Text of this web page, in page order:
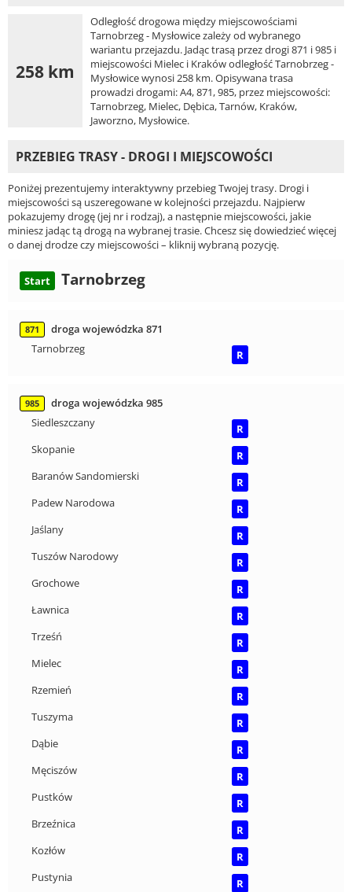
258 km
Odległość drogowa między miejscowościami
Tarnobrzeg - Mysłowice zależy od wybranego
wariantu przejazdu. Jadąc trasą przez drogi 871 i 985 i
miejscowości Mielec i Kraków odległość Tarnobrzeg -
Mysłowice wynosi 258 km. Opisywana trasa
prowadzi drogami: A4, 871, 985, przez miejscowości:
Tarnobrzeg, Mielec, Dębica, Tarnów, Kraków,
Jaworzno, Mysłowice.
PRZEBIEG TRASY - DROGI I MIEJSCOWOŚCI
Poniżej prezentujemy interaktywny przebieg Twojej trasy. Drogi i
miejscowości są uszeregowane w kolejności przejazdu. Najpierw
pokazujemy drogę (jej nr i rodzaj), a następnie miejscowości, jakie
miniesz jadąc tą drogą na wybranej trasie. Chcesz się dowiedzieć więcej
o danej drodze czy miejscowości – kliknij wybraną pozycję.
Start Tarnobrzeg
871
droga wojewódzka 871
Tarnobrzeg
R
985
droga wojewódzka 985
Siedleszczany
R
Skopanie
R
Baranów Sandomierski
R
Padew Narodowa
R
Jaślany
R
Tuszów Narodowy
R
Grochowe
R
Ławnica
R
Trześń
R
Mielec
R
Rzemień
R
Tuszyma
R
Dąbie
R
Męciszów
R
Pustków
R
Brzeźnica
R
Kozłów
R
Pustynia
R